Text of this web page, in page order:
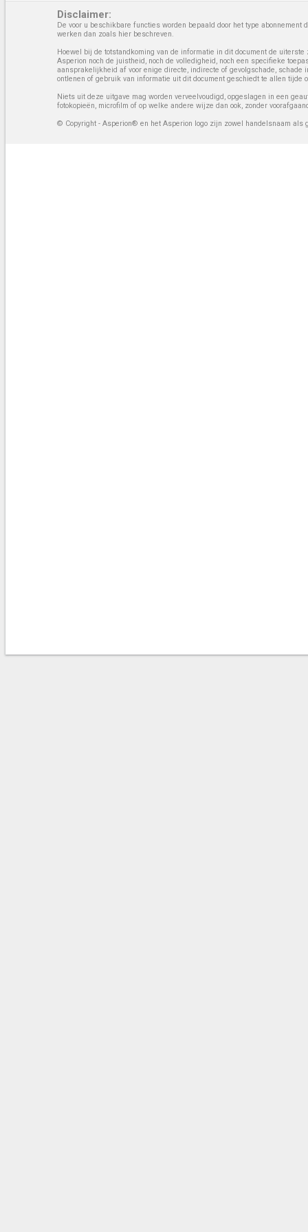
Disclaimer:
De voor u beschikbare functies worden bepaald door het type
werken dan zoals hier beschreven.
Hoewel bij de totstandkoming van de informatie in dit document de
Asperion noch de juistheid, noch de volledigheid, noch een specifieke
aansprakelijkheid af voor enige directe, indirecte of gevolgschade,
ontlenen of gebruik van informatie uit dit document geschiedt te allen tijde
Niets uit deze uitgave mag worden verveelvoudigd, opgeslagen in een
fotokopieën, microfilm of op welke andere wijze dan ook, zonder
© Copyright - Asperion® en het Asperion logo zijn zowel handelsnaam als